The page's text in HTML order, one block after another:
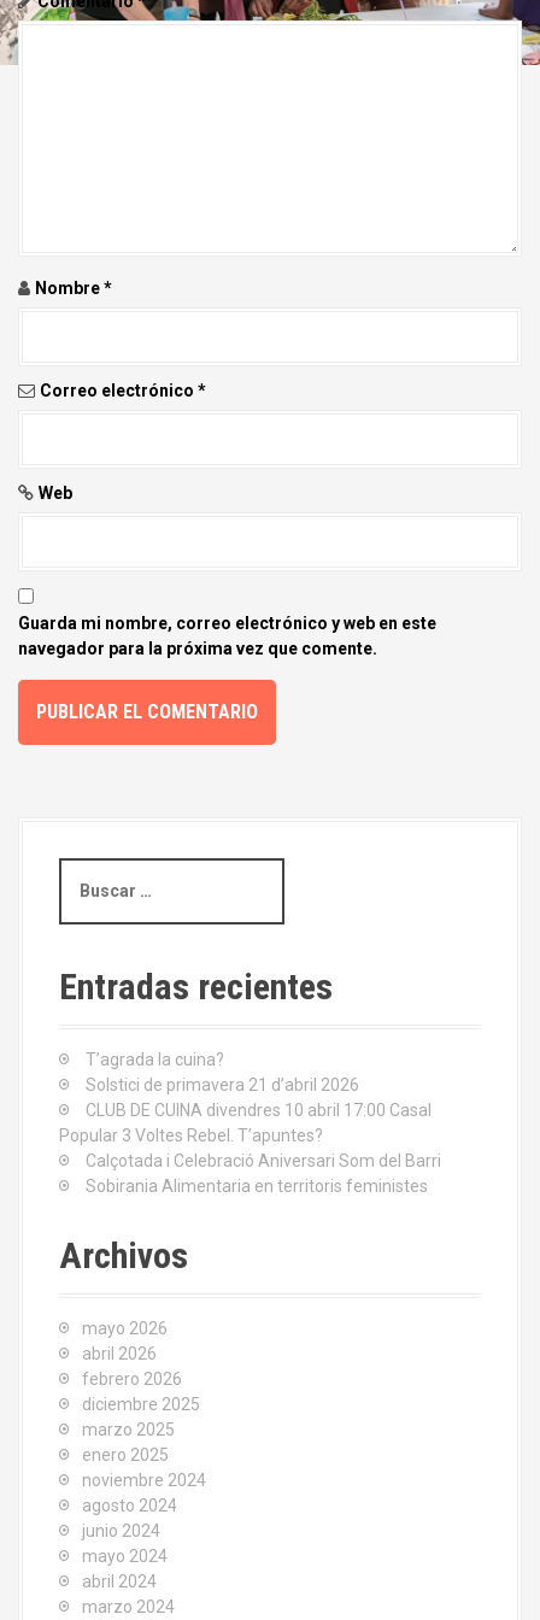
i
ó
n
r
d
s
Nombre*
Correo electrónico *
Web
Guarda mi nombre, correo electrónico y web en este
navegador para la próxima vez que comente.
s
a
rEntradas recientes
T’agrada la cuina?
Solstici de primavera 21 d’abril 2026
CLUB DE CUINA divendres 10 abril 17:00 Casal
Popular 3 Voltes Rebel. T’apuntes?
Calçotada i Celebració Aniversari Som del Barri
Sobirania Alimentaria en territoris feministes
Archivos
mayo 2026
abril 2026
febrero 2026
diciembre 2025
marzo 2025
enero 2025
noviembre 2024
agosto 2024
junio 2024
mayo 2024
abril 2024
marzo 2024